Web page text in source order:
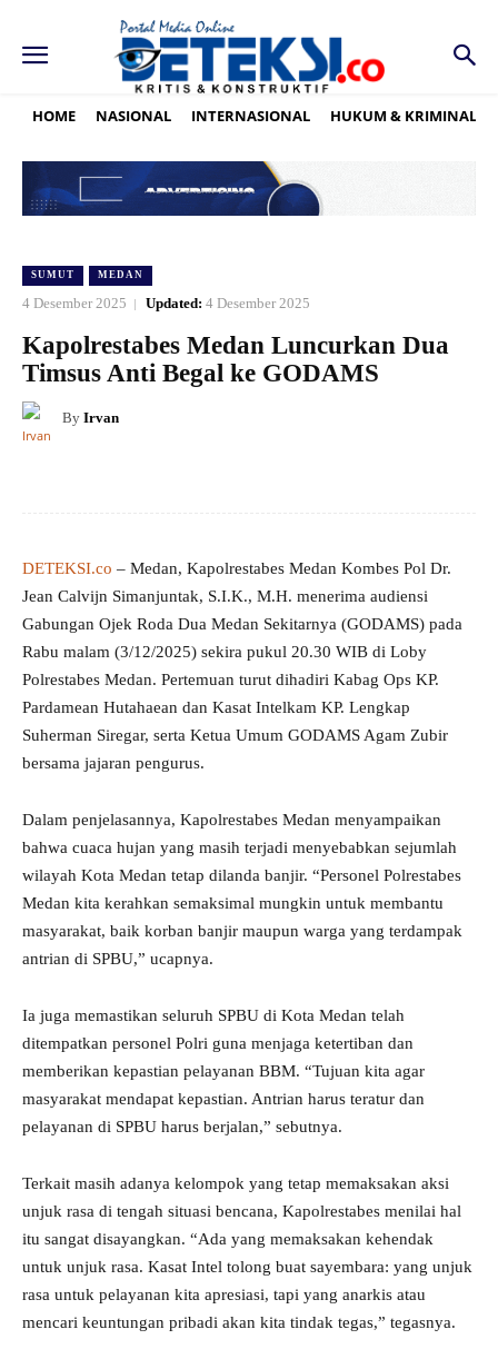
HOME NASIONAL INTERNASIONAL HUKUM & KRIMINAL
SUMUT MEDAN
4 Desember 2025 Updated: 4 Desember 2025
Kapolrestabes Medan Luncurkan Dua
Timsus Anti Begal ke GODAMS
By Irvan
DETEKSI.co – Medan, Kapolrestabes Medan Kombes Pol Dr.
Jean Calvijn Simanjuntak, S.I.K., M.H. menerima audiensi
Gabungan Ojek Roda Dua Medan Sekitarnya (GODAMS) pada
Rabu malam (3/12/2025) sekira pukul 20.30 WIB di Loby
Polrestabes Medan. Pertemuan turut dihadiri Kabag Ops KP.
Pardamean Hutahaean dan Kasat Intelkam KP. Lengkap
Suherman Siregar, serta Ketua Umum GODAMS Agam Zubir
bersama jajaran pengurus.
Dalam penjelasannya, Kapolrestabes Medan menyampaikan
bahwa cuaca hujan yang masih terjadi menyebabkan sejumlah
wilayah Kota Medan tetap dilanda banjir. “Personel Polrestabes
Medan kita kerahkan semaksimal mungkin untuk membantu
masyarakat, baik korban banjir maupun warga yang terdampak
antrian di SPBU,” ucapnya.
Ia juga memastikan seluruh SPBU di Kota Medan telah
ditempatkan personel Polri guna menjaga ketertiban dan
memberikan kepastian pelayanan BBM. “Tujuan kita agar
masyarakat mendapat kepastian. Antrian harus teratur dan
pelayanan di SPBU harus berjalan,” sebutnya.
Terkait masih adanya kelompok yang tetap memaksakan aksi
unjuk rasa di tengah situasi bencana, Kapolrestabes menilai hal
itu sangat disayangkan. “Ada yang memaksakan kehendak
untuk unjuk rasa. Kasat Intel tolong buat sayembara: yang unjuk
rasa untuk pelayanan kita apresiasi, tapi yang anarkis atau
mencari keuntungan pribadi akan kita tindak tegas,” tegasnya.